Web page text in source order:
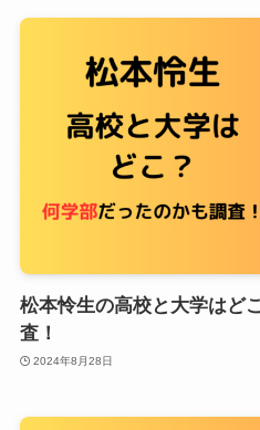
松本怜生の高校と大学はど
査！
2024年8月28日